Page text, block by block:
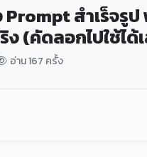
Prompt สำเร็จรู
ง (คัดลอกไปใช้ได้
อ่าน 167 ครั้ง